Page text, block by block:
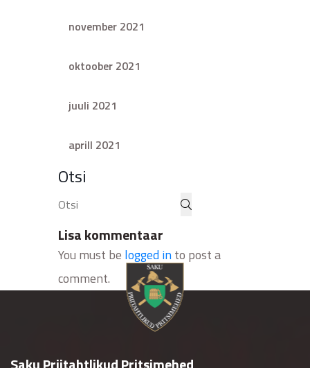
november 2021
oktoober 2021
juuli 2021
aprill 2021
Otsi
Lisa kommentaar
You must be logged into post a
comment.